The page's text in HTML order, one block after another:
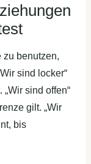
zu benutzen,
sind locker“
sind offen“
gilt. „Wir
bis